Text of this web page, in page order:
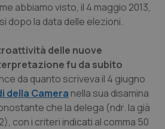
abbiamo visto, il 4 maggio 2013,
dopo la data delle elezioni.
delle nuove
fu da subito
da quanto scriveva il 4 giugno
della Camera nella sua disamina
che la delega (ndr. la già
con i criteri indicati al comma 50